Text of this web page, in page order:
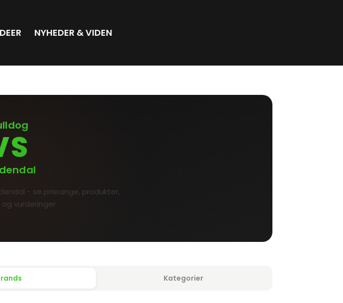
NYHEDER & VIDEN
- se prisrange, produkter,
vurderinger.
Kategorier